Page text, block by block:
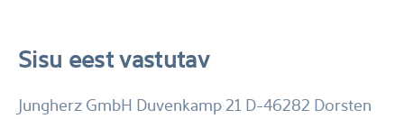
Sisu eest vastutav
Jungherz GmbH Duvenkamp 21 D-46282 Dorsten